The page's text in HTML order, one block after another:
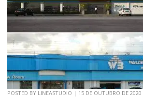
POSTED BY LINEASTUDIO | 15 DE OUTUBRO DE 2020